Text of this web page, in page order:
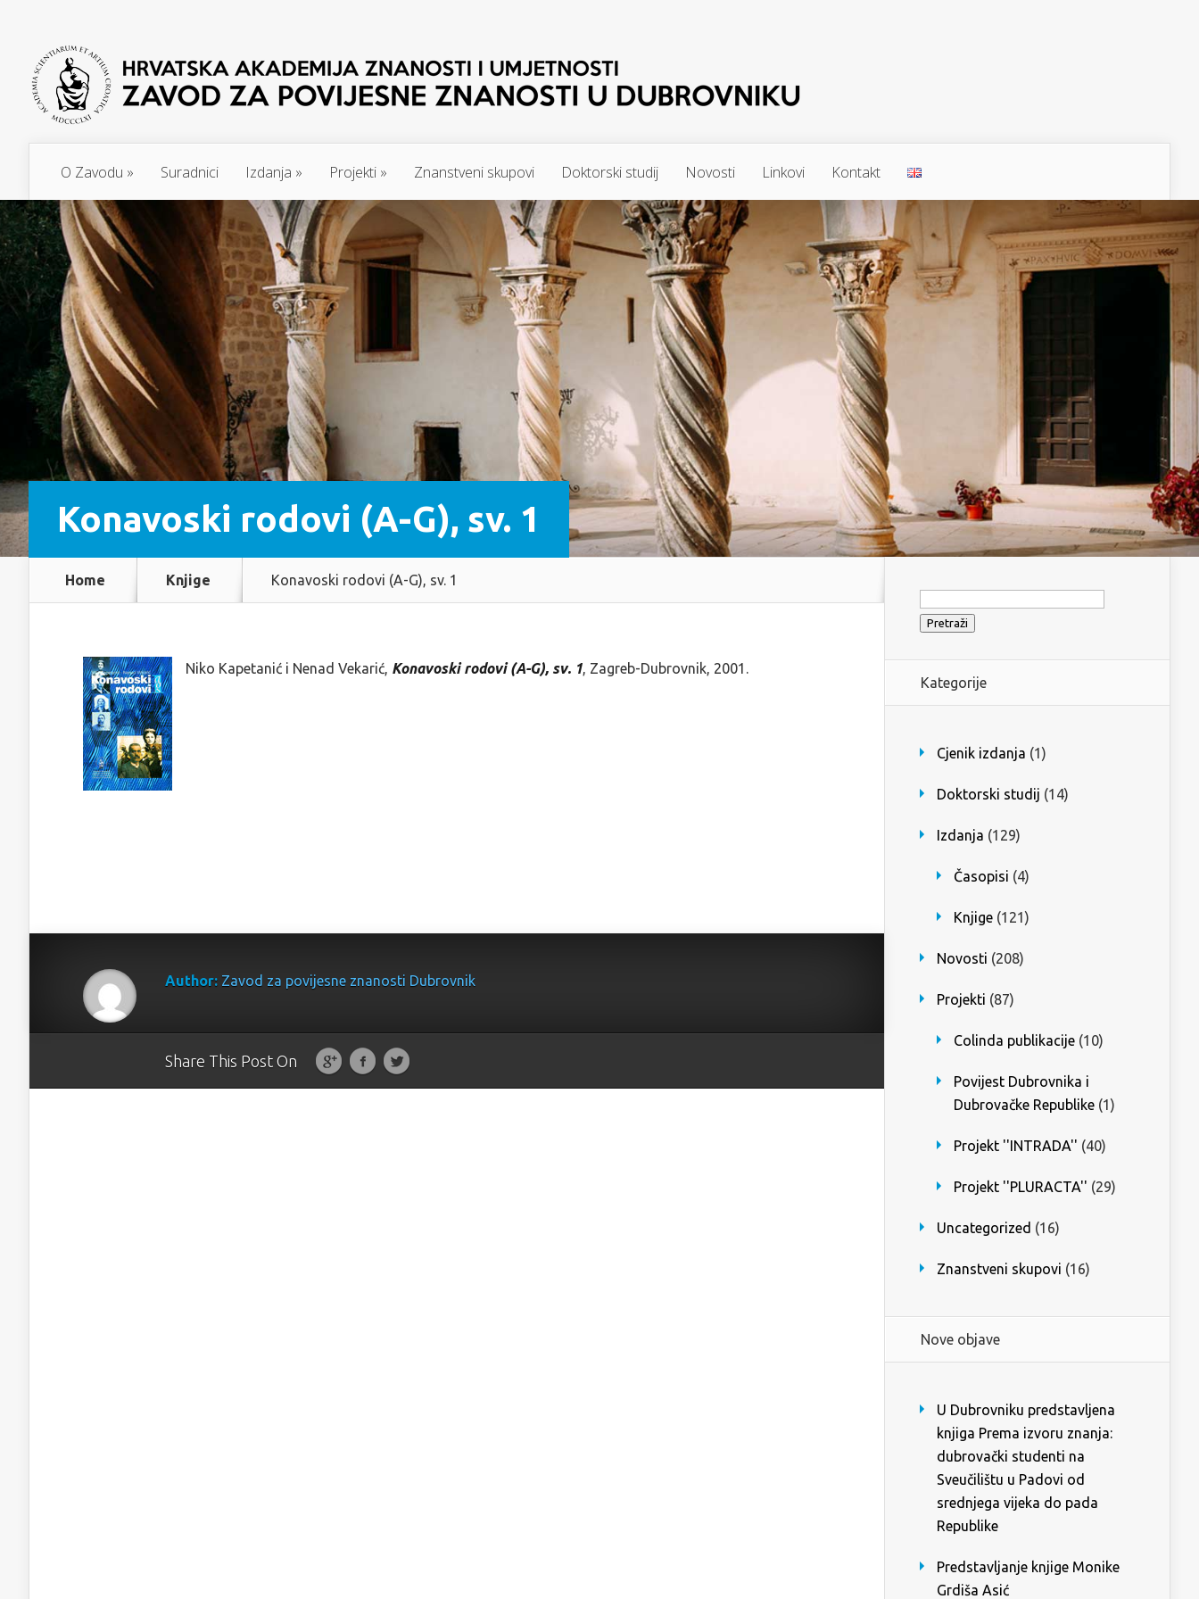
O Zavodu » Suradnici Izdanja » Projekti » Znanstveni skupovi Doktorski studij Novosti Linkovi Kontakt
Konavoski rodovi (A-G), sv. 1
Home Knjige Konavoski rodovi (A-G), sv. 1
Niko Kapetanić i Nenad Vekarić, Konavoski rodovi (A-G), sv. 1, Zagreb-Dubrovnik, 2001.
Author: Zavod za povijesne znanosti Dubrovnik
Share This Post On
Pretraži:
Kategorije
Cjenik izdanja (1)
Doktorski studij (14)
Izdanja (129)
Časopisi (4)
Knjige (121)
Novosti (208)
Projekti (87)
Colinda publikacije (10)
Povijest Dubrovnika i
Dubrovačke Republike (1)
Projekt ''INTRADA'' (40)
Projekt ''PLURACTA'' (29)
Uncategorized (16)
Znanstveni skupovi (16)
Nove objave
U Dubrovniku predstavljena
knjiga Prema izvoru znanja:
dubrovački studenti na
Sveučilištu u Padovi od
srednjega vijeka do pada
Republike
Predstavljanje knjige Monike
Grdiša Asić